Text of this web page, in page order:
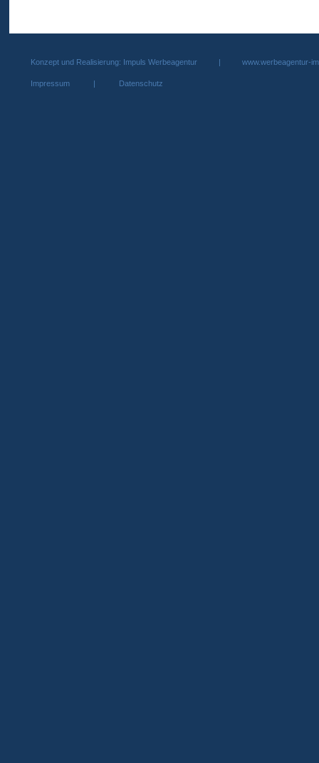
Konzept und Realisierung: Impuls Werbeagentur | www.werbeagentur-
Impressum| Datenschutz